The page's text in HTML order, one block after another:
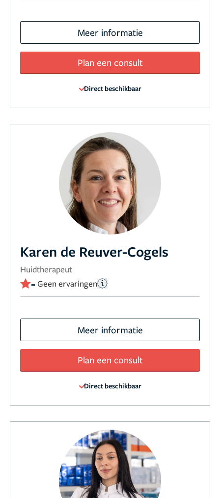
Meer informatie
Plan een consult
Direct beschikbaar
Karen de Reuver-Cogels
Huidtherapeut
- Geen ervaringen
Meer informatie
Plan een consult
Direct beschikbaar